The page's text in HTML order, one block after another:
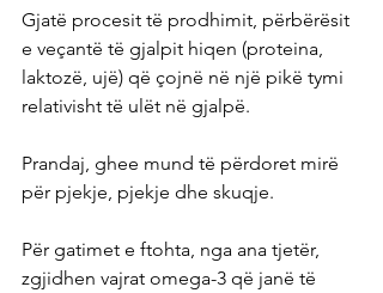
Gjatë procesit të prodhimit, përbërësit
e veçantë të gjalpit hiqen (proteina,
laktozë, ujë) që çojnë në një pikë tymi
relativisht të ulët në gjalpë.
Prandaj, ghee mund të përdoret mirë
për pjekje, pjekje dhe skuqje.
Për gatimet e ftohta, nga ana tjetër,
zgjidhen vajrat omega-3 që janë të